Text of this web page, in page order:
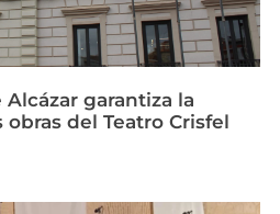
garantiza la
del Teatro Crisfel